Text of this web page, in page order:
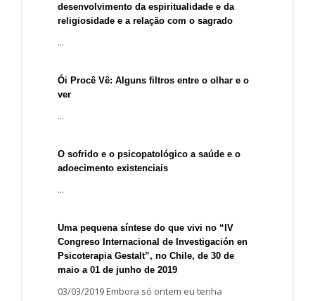
desenvolvimento da espiritualidade e da
religiosidade e a relação com o sagrado
...
Ói Procê Vê: Alguns filtros entre o olhar e o
ver
...
O sofrido e o psicopatológico a saúde e o
adoecimento existenciais
...
Uma pequena síntese do que vivi no “IV
Congreso Internacional de Investigación en
Psicoterapia Gestalt”, no Chile, de 30 de
maio a 01 de junho de 2019
03/03/2019 Embora só ontem eu tenha